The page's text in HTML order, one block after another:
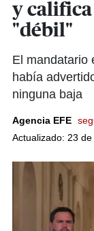
y califica
"débil"
El mandatario
había
ninguna baja
Agencia EFE
Actualizado: 23